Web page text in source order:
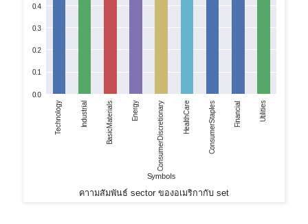
คาามสัมพันธ์ sector ของอเมริกากับ set